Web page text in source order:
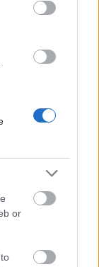
or
kötelez